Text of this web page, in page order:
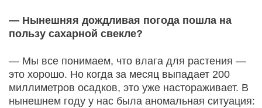
— Нынешняя дождливая погода пошла на
пользу сахарной свекле?
— Мы все понимаем, что влага для растения —
это хорошо. Но когда за месяц выпадает 200
миллиметров осадков, это уже настораживает. В
нынешнем году у нас была аномальная ситуация: